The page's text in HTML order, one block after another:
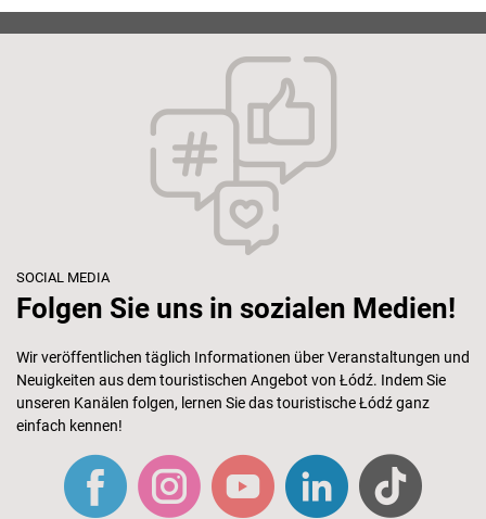
SOCIAL MEDIA
Folgen Sie uns in sozialen Medien!
Wir veröffentlichen täglich Informationen über Veranstaltungen und
Neuigkeiten aus dem touristischen Angebot von Łódź. Indem Sie
unseren Kanälen folgen, lernen Sie das touristische Łódź ganz
einfach kennen!